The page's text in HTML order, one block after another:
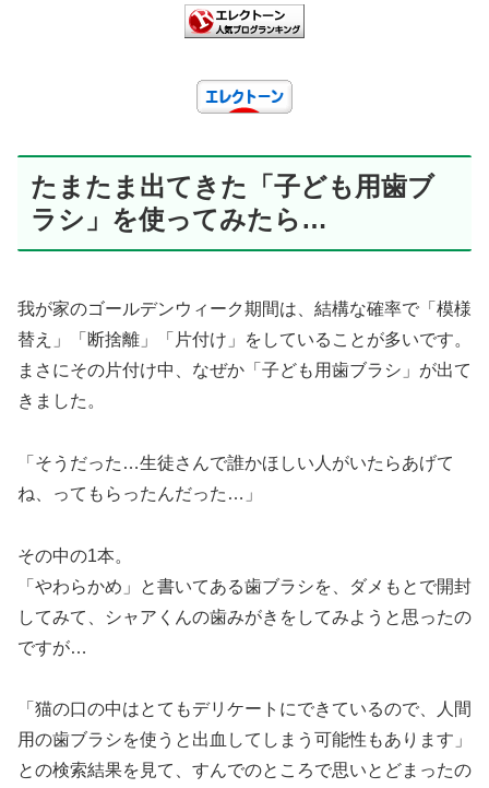
たまたま出てきた「子ども用歯ブ
ラシ」を使ってみたら…
我が家のゴールデンウィーク期間は、結構な確率で「模様
替え」「断捨離」「片付け」をしていることが多いです。
まさにその片付け中、なぜか「子ども用歯ブラシ」が出て
きました。
「そうだった…生徒さんで誰かほしい人がいたらあげて
ね、ってもらったんだった…」
その中の1本。
「やわらかめ」と書いてある歯ブラシを、ダメもとで開封
してみて、シャアくんの歯みがきをしてみようと思ったの
ですが…
「猫の口の中はとてもデリケートにできているので、人間
用の歯ブラシを使うと出血してしまう可能性もあります」
との検索結果を見て、すんでのところで思いとどまったの